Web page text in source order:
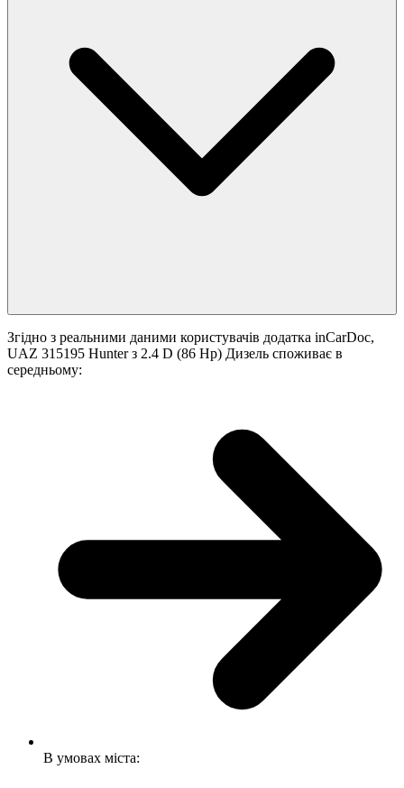
Згідно з реальними даними користувачів додатка inCarDoc,
UAZ 315195 Hunter з 2.4 D (86 Hp) Дизель споживає в
середньому:
В умовах міста: